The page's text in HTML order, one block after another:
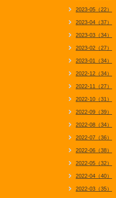
2023-05（22）
2023-04（37）
2023-03（34）
2023-02（27）
2023-01（34）
2022-12（34）
2022-11（27）
2022-10（31）
2022-09（39）
2022-08（34）
2022-07（36）
2022-06（38）
2022-05（32）
2022-04（40）
2022-03（35）